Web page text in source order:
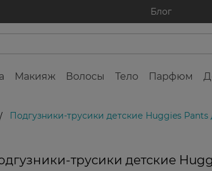
Блог
Макияж Волосы Тело Парфюм
/ Подгузники-трусики детские Huggies Pants
трусики детские